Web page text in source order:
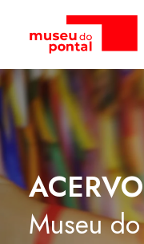
ACERVO
Museu do